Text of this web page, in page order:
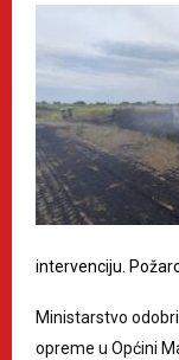
intervenciju.
Ministarstvo
opreme u Općini